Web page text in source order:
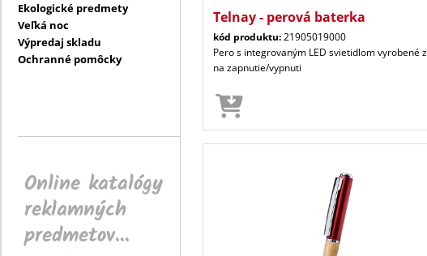
Ekologické predmety
Veľká noc
Výpredaj skladu
Ochranné pomôcky
Online katalógy
reklamných
predmetov...
Telnay - perová baterka
kód produktu:21905019000
Pero s integrovaným LED svietidlom
na zapnutie/vypnuti